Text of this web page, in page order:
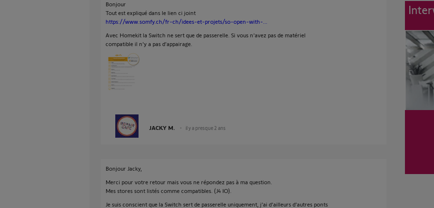
Bonjour
Tout est expliqué dans le lien ci joint
https://www.somfy.ch/fr-ch/idees-et-projets/so-open-with-...
Avec Homekit la Switch ne sert que de passerelle. Si vous n'avez pas de matériel
compatible il n'y a pas d'appairage.
JACKY M. il y a presque 2 ans
Bonjour Jacky,
Merci pour votre retour mais vous ne répondez pas à ma question.
Mes stores sont listés comme compatibles. (J4 IO).
Je suis conscient que la Switch sert de passerelle uniquement, j’ai d’ailleurs d’autres ponts